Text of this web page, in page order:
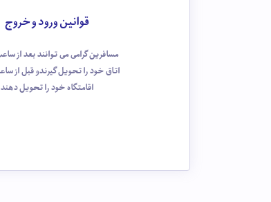
قوانین ورود و خروج
اقامتگاه خود را تحویل دهند